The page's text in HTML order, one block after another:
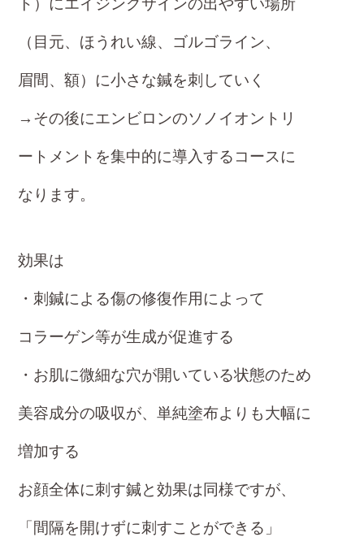
（目元、ほうれい線、ゴルゴライン、
眉間、額） に小さな鍼を刺していく
→その後にエンビロンのソノイオントリ
ートメント を集中的に導入するコースに
なります。
効果は
・刺鍼による傷の修復作用によって
コラーゲン等が生成が促進する
・お肌に微細な穴が開いている状態のため
美容成分の吸収が、単純塗布よりも大幅に
増加する
お顔全体に刺す鍼と効果は同様ですが、
「間隔を開けずに刺すことができる」